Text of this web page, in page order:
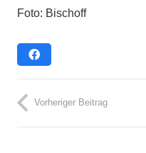
Foto: Bischoff
Vorheriger Beitrag